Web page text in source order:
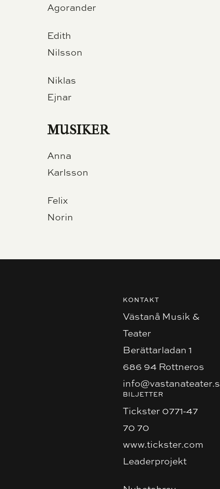
Agorander
Edith
Nilsson
Niklas
Ejnar
MUSIKER
Anna
Karlsson
Felix
Norin
KONTAKT
Västanå Musik &
Teater
Berättarladan 1
686 94 Rottneros
BILJETTER
Tickster 0771-47
70 70
www.tickster.com
Leaderprojekt